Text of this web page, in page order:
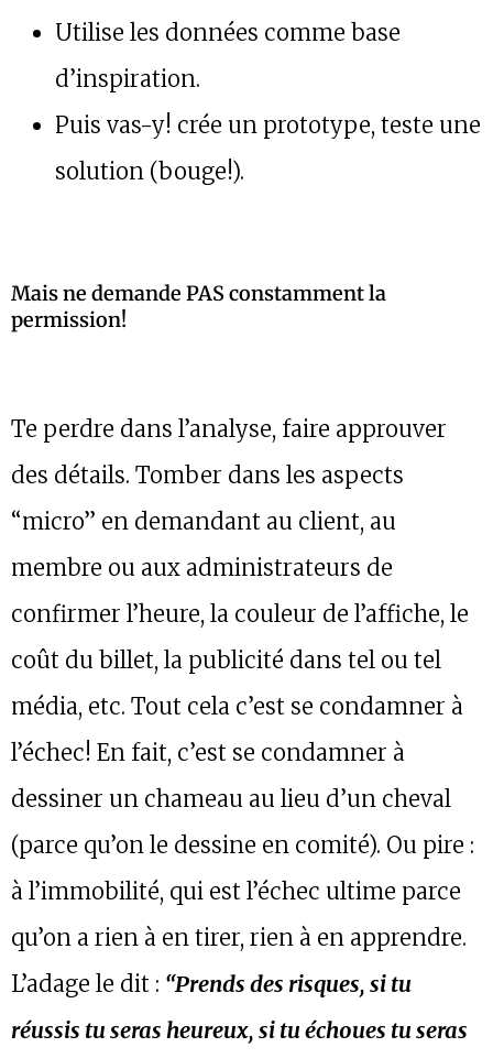
Utilise les données comme base
d’inspiration.
Puis vas-y! crée un prototype, teste une
solution (bouge!).
Mais ne demande PAS constamment la
permission!
Te perdre dans l’analyse, faire approuver
des détails. Tomber dans les aspects
“micro” en demandant au client, au
membre ou aux administrateurs de
confirmer l’heure, la couleur de l’affiche, le
coût du billet, la publicité dans tel ou tel
média, etc. Tout cela c’est se condamner à
l’échec! En fait, c’est se condamner à
dessiner un chameau au lieu d’un cheval
(parce qu’on le dessine en comité). Ou pire :
à l’immobilité, qui est l’échec ultime parce
qu’on a rien à en tirer, rien à en apprendre.
L’adage le dit : “Prends des risques, si tu
réussis tu seras heureux, si tu échoues tu seras